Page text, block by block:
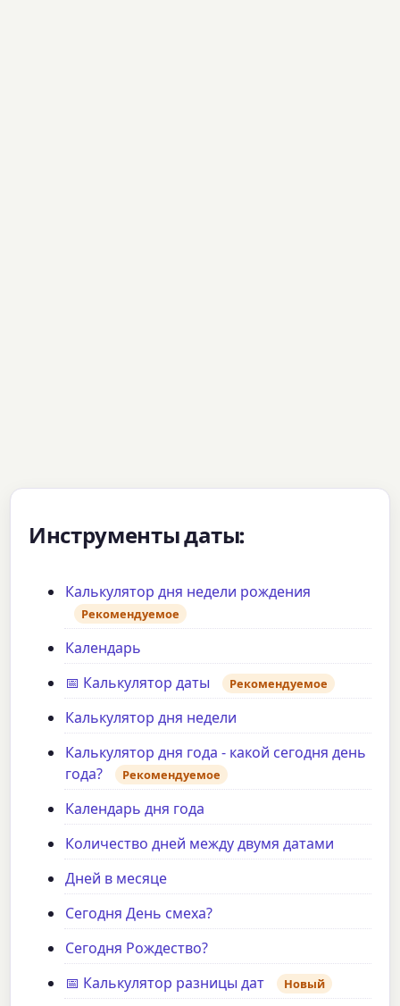
Инструменты даты:
Калькулятор дня недели рождения
Рекомендуемое
Календарь
📅 Калькулятор даты
Рекомендуемое
Калькулятор дня недели
Калькулятор дня года - какой сегодня день
года?
Рекомендуемое
Календарь дня года
Количество дней между двумя датами
Дней в месяце
Сегодня День смеха?
Сегодня Рождество?
📅 Калькулятор разницы дат
Новый